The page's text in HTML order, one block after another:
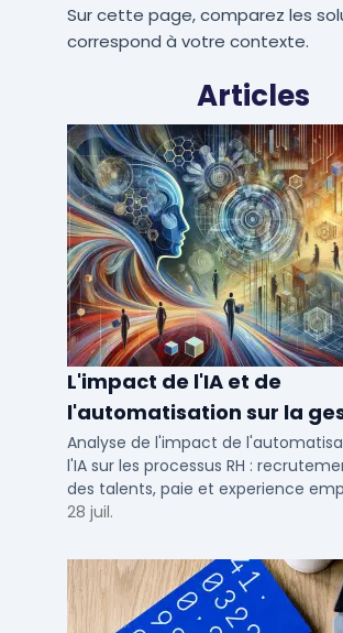
Sur cette page, comparez les
correspond à votre contexte.
Articles
L'impact de l'IA et de
l'automatisation sur la
talents RH
Analyse de l'impact de
l'IA sur les processus RH :
des talents, paie et experience
concrets pour TPE, PME et ETI en
28 juil.